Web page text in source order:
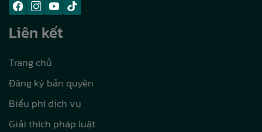
Liên kết
Trang chủ
Đăng ký bản quyền
Biểu phí dịch vụ
Giải thích pháp luật